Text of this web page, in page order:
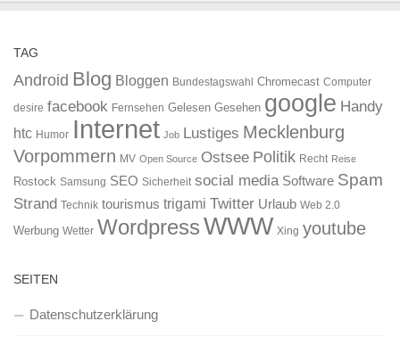
TAG
Android Blog Bloggen Bundestagswahl Chromecast Computer
desire facebook Fernsehen Gelesen Gesehen google Handy
htc Humor Internet Job Lustiges Mecklenburg
Vorpommern MV Open Source Ostsee Politik Recht Reise
Rostock Samsung SEO Sicherheit social media Software Spam
Strand Technik tourismus trigami Twitter Urlaub Web 2.0
Werbung Wetter WordpressWWW Xing youtube
SEITEN
Datenschutzerklärung